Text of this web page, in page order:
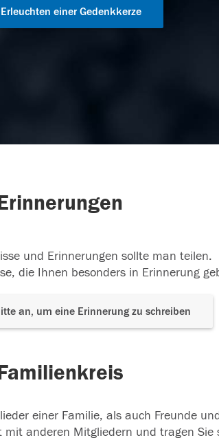
Erleuchten einer Gedenkkerze
und Erinnerungen sollte man teilen.
die Ihnen besonders in Erinnerung
an, um eine Erinnerung zu schreiben
einer Familie, als auch Freunde
anderen Mitgliedern und tragen